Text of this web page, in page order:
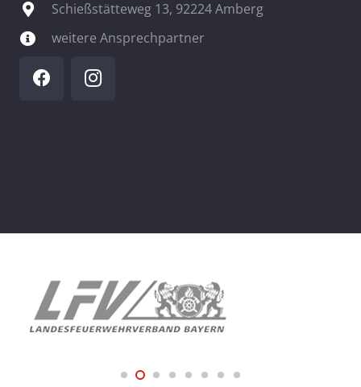
Schießstätteweg 13, 92224 Amberg
weitere Ansprechpartner